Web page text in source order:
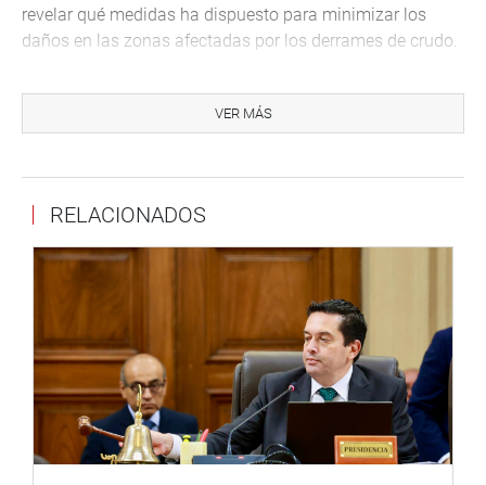
revelar qué medidas ha dispuesto para minimizar los
daños en las zonas afectadas por los derrames de crudo.
Constitución y Reglamento para continuar revisando la
legalidad de otro paquete de decretos legislativos
seguridad ciudadana, lucha contra la corrupción, agua y
A esa misma hora se reunirá la Comisión de Defensa
Nacional y Orden Interno en la Sala Raúl Porras
Barrenechea para proseguir con sus pesquisas sobre las
presuntas ejecuciones extrajudiciales por parte de un
grupo de efectivos policiales. Para ello ha sido invitado el
exviceministro de Orden Interno (2013-2016), Iván Vega.
A las 3 de la tarde se reunirá la Comisión de Relaciones
VER MÁS
RELACIONADOS